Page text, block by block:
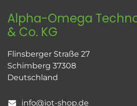
Alpha-Omega
& Co. KG
Flinsberger Straße 27
Schimberg 37308
Deutschland
info@iot-shop.de